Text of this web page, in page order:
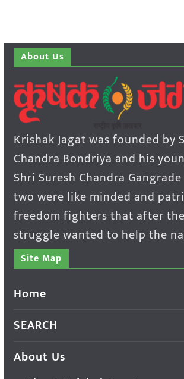
About Us
Krishak Jagat was founded by
Chandra Bondriya and his
Shri Suresh Chandra
two were like minded and
freedom fighters that after
struggle wanted to help the
Site Map
Home
SEARCH
About Us